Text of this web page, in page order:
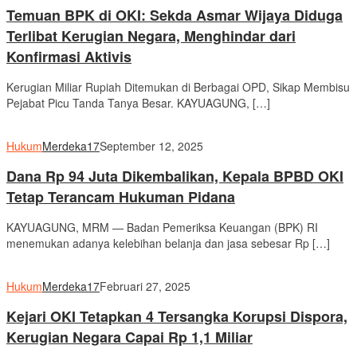
Temuan BPK di OKI: Sekda Asmar Wijaya Diduga
Terlibat Kerugian Negara, Menghindar dari
Konfirmasi Aktivis
Kerugian Miliar Rupiah Ditemukan di Berbagai OPD, Sikap Membisu
Pejabat Picu Tanda Tanya Besar. KAYUAGUNG, […]
HukumMerdeka17September 12, 2025
Dana Rp 94 Juta Dikembalikan, Kepala BPBD OKI
Tetap Terancam Hukuman Pidana
KAYUAGUNG, MRM — Badan Pemeriksa Keuangan (BPK) RI
menemukan adanya kelebihan belanja dan jasa sebesar Rp […]
HukumMerdeka17Februari 27, 2025
Kejari OKI Tetapkan 4 Tersangka Korupsi Dispora,
Kerugian Negara Capai Rp 1,1 Miliar